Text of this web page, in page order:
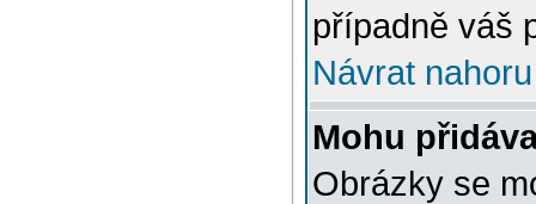
případně váš
Návrat nahoru
Mohu
Obrázky se